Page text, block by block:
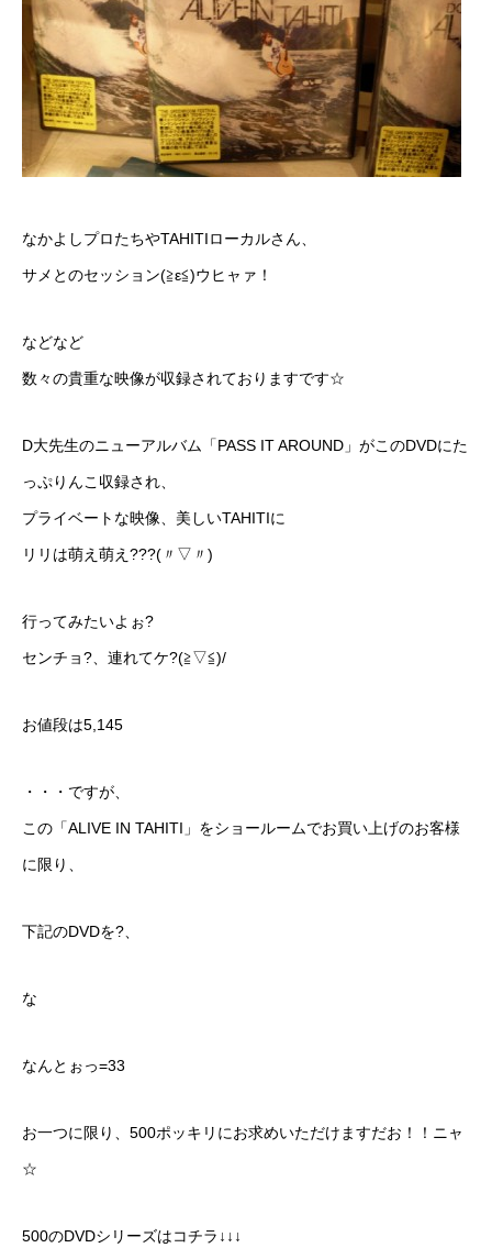
なかよしプロたちやTAHITIローカルさん、
サメとのセッション(≧ε≦)ウヒャァ！
などなど
数々の貴重な映像が収録されておりますです☆
D大先生のニューアルバム「PASS IT AROUND」がこのDVDにた
っぷりんこ収録され、
プライベートな映像、美しいTAHITIに
リリは萌え萌え???(〃▽〃)
行ってみたいよぉ?
センチョ?、連れてケ?(≧▽≦)/
お値段は5,145
・・・ですが、
この「ALIVE IN TAHITI」をショールームでお買い上げのお客様
に限り、
下記のDVDを?、
な
なんとぉっ=33
お一つに限り、500ポッキリにお求めいただけますだお！！ニャ
☆
500のDVDシリーズはコチラ↓↓↓